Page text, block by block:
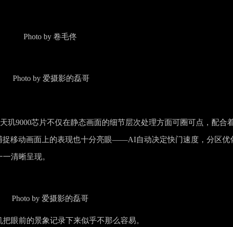
Photo by 卷毛佟
Photo by 爱摄影的磊哥
玑9000芯片不仅在静态画面的细节层次处理方面可圈可点，配合
捉移动画面上的表现也十分亮眼——AI自动决定快门速度，分区优
清晰呈现。
Photo by 爱摄影的磊哥
眼前的景象记录下来似乎不那么容易。